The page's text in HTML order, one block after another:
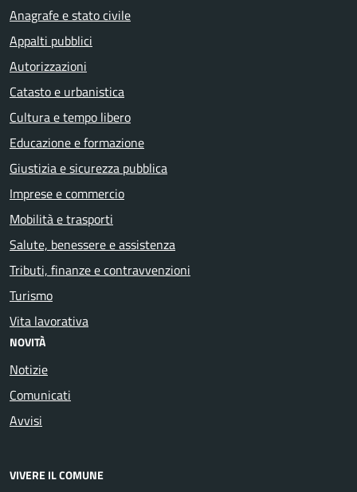
Anagrafe e stato civile
Appalti pubblici
Autorizzazioni
Catasto e urbanistica
Cultura e tempo libero
Educazione e formazione
Giustizia e sicurezza pubblica
Imprese e commercio
Mobilità e trasporti
Salute, benessere e assistenza
Tributi, finanze e contravvenzioni
Turismo
Vita lavorativa
NOVITÀ
Notizie
Comunicati
Avvisi
VIVERE IL COMUNE